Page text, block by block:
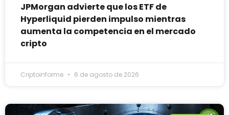
JPMorgan advierte que los ETF de
Hyperliquid pierden impulso mientras
aumenta la competencia en el mercado
cripto
Criptoinforme 6 de agosto de 2026